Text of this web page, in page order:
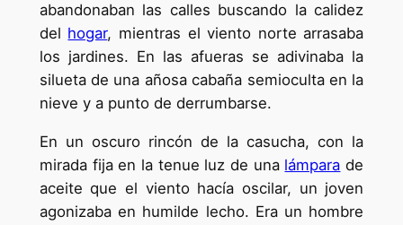
abandonaban las calles buscando la calidez
del hogar, mientras el viento norte arrasaba
los jardines. En las afueras se adivinaba la
silueta de una añosa cabaña semioculta en la
nieve y a punto de derrumbarse.
En un oscuro rincón de la casucha, con la
mirada fija en la tenue luz de una lámpara de
aceite que el viento hacía oscilar, un joven
agonizaba en humilde lecho. Era un hombre